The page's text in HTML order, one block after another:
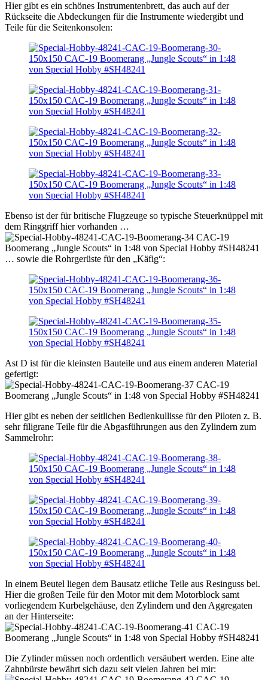
Hier gibt es ein schönes Instrumentenbrett, das auch auf der
Rückseite die Abdeckungen für die Instrumente wiedergibt und
Teile für die Seitenkonsolen:
Ebenso ist der für britische Flugzeuge so typische Steuerknüppel mit
dem Ringgriff hier vorhanden …
… sowie die Rohrgerüste für den „Käfig“:
Ast D ist für die kleinsten Bauteile und aus einem anderen Material
gefertigt:
Hier gibt es neben der seitlichen Bedienkullisse für den Piloten z. B.
sehr filigrane Teile für die Abgasführungen aus den Zylindern zum
Sammelrohr:
In einem Beutel liegen dem Bausatz etliche Teile aus Resinguss bei.
Hier die großen Teile für den Motor mit dem Motorblock samt
vorliegendem Kurbelgehäuse, den Zylindern und den Aggregaten
an der Hinterseite:
Die Zylinder müssen noch ordentlich versäubert werden. Eine alte
Zahnbürste bewährt sich dazu seit vielen Jahren bei mir: